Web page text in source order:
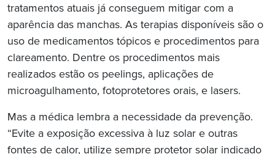
tratamentos atuais já conseguem mitigar com a
aparência das manchas. As terapias disponíveis são o
uso de medicamentos tópicos e procedimentos para
clareamento. Dentre os procedimentos mais
realizados estão os peelings, aplicações de
microagulhamento, fotoprotetores orais, e lasers.
Mas a médica lembra a necessidade da prevenção.
“Evite a exposição excessiva à luz solar e outras
fontes de calor, utilize sempre protetor solar indicado